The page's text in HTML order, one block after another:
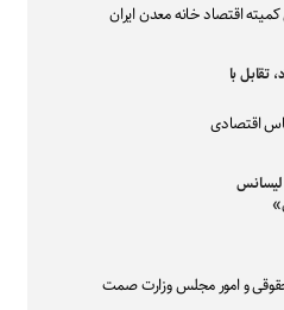
اقتصاد خانه معدن ایران
تقابل با
اقتصادی
لیسانس
و امور مجلس وزارت صمت